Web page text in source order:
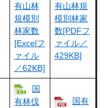
有山林
規模別
林家数
[Excelフ
ァイル
／62KB]
有山林規
模別林家
数[PDFフ
ァイル／
429KB]
国
有林伐
国有